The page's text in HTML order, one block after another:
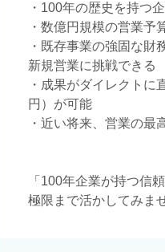
・100年の歴史を持つ
・数億円規模の営業
・既存事業の強固な
新規営業に挑戦できる
・成果がダイレクト
円）が可能
・近い将来、営業の最
「100年企業が持つ信
極限まで活かしてみま